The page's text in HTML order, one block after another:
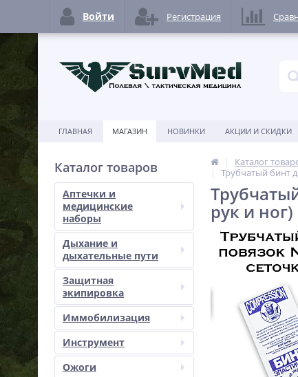
ГЛАВНАЯ МАГАЗИН НОВИНКИ АКЦИИ И СКИДКИ
Каталог товаров
Аптечки и
медицинские
наборы
Дыхание и
дыхательные пути
Защитная
экипировка
Иммобилизация
Инструмент
Ожоги
Каталог
Трубчатый бинт
рук и ног)
Войти Регистрация